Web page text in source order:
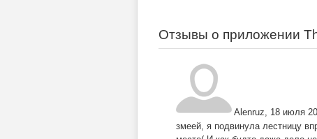
Отзывы о приложении
Alenruz, 18 июля
змеей, я подвинула лестницу